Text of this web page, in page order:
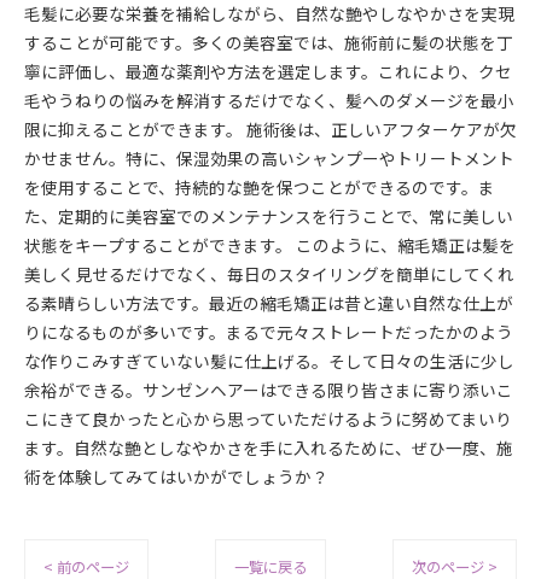
毛髪に必要な栄養を補給しながら、自然な艶やしなやかさを実現
することが可能です。多くの美容室では、施術前に髪の状態を丁
寧に評価し、最適な薬剤や方法を選定します。これにより、クセ
毛やうねりの悩みを解消するだけでなく、髪へのダメージを最小
限に抑えることができます。 施術後は、正しいアフターケアが欠
かせません。特に、保湿効果の高いシャンプーやトリートメント
を使用することで、持続的な艶を保つことができるのです。ま
た、定期的に美容室でのメンテナンスを行うことで、常に美しい
状態をキープすることができます。 このように、縮毛矯正は髪を
美しく見せるだけでなく、毎日のスタイリングを簡単にしてくれ
る素晴らしい方法です。最近の縮毛矯正は昔と違い自然な仕上が
りになるものが多いです。まるで元々ストレートだったかのよう
な作りこみすぎていない髪に仕上げる。そして日々の生活に少し
余裕ができる。サンゼンヘアーはできる限り皆さまに寄り添いこ
こにきて良かったと心から思っていただけるように努めてまいり
ます。自然な艶としなやかさを手に入れるために、ぜひ一度、施
術を体験してみてはいかがでしょうか？
< 前のページ 一覧に戻る 次のページ >